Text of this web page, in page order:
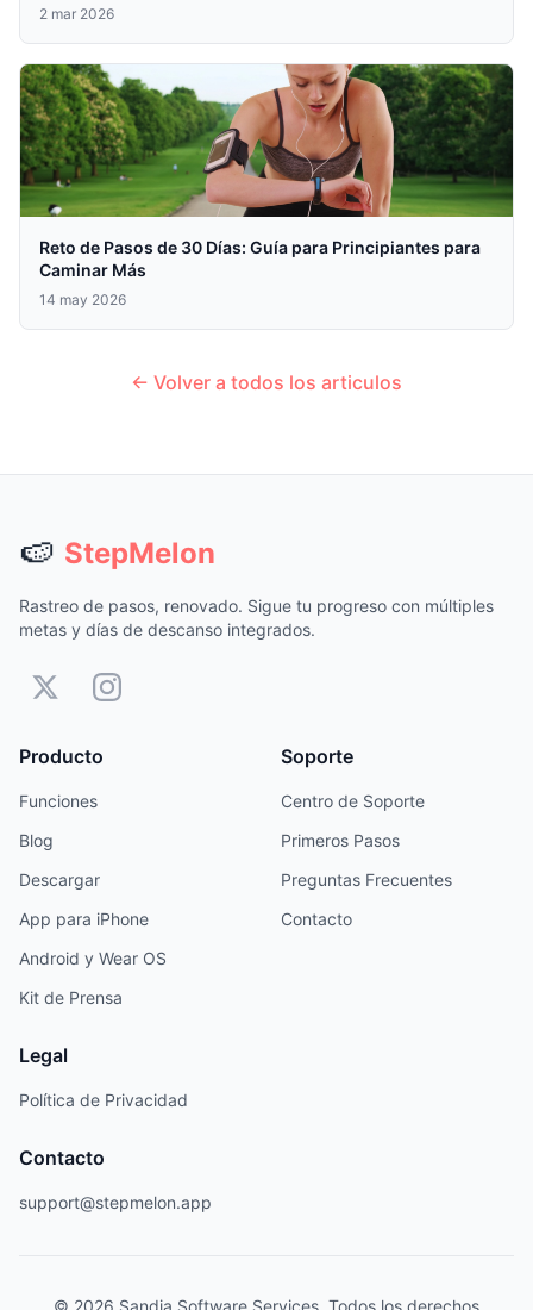
2 mar 2026
Reto de Pasos de 30 Días: Guía para Principiantes para
Caminar Más
14 may 2026
← Volver a todos los articulos
🍉 StepMelon
Rastreo de pasos, renovado. Sigue tu progreso con múltiples
metas y días de descanso integrados.
Producto
Funciones
Blog
Descargar
App para iPhone
Android y Wear OS
Kit de Prensa
Soporte
Centro de Soporte
Primeros Pasos
Preguntas Frecuentes
Contacto
Legal
Política de Privacidad
Contacto
support@stepmelon.app
© 2026 Sandia Software Services. Todos los derechos